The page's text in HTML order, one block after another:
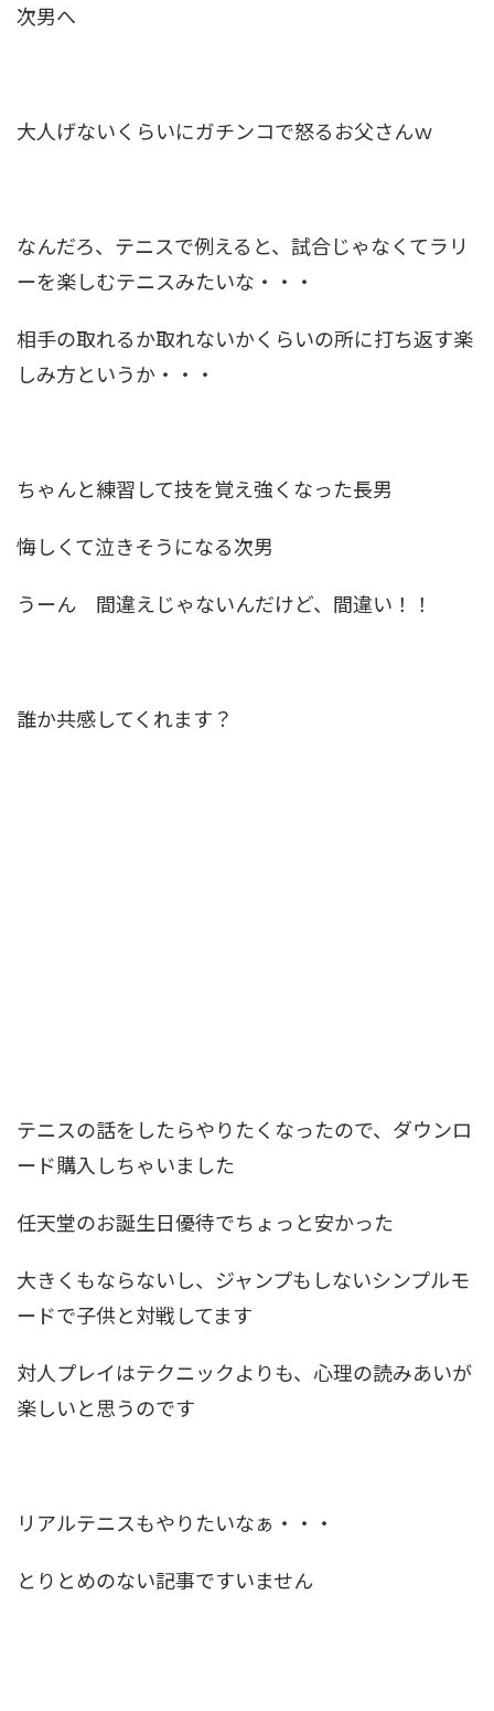
次男へ
大人げないくらいにガチンコで怒るお父さんｗ
なんだろ、テニスで例えると、試合じゃなくてラリ
ーを楽しむテニスみたいな・・・
相手の取れるか取れないかくらいの所に打ち返す楽
しみ方というか・・・
ちゃんと練習して技を覚え強くなった長男
悔しくて泣きそうになる次男
うーん 間違えじゃないんだけど、間違い！！
誰か共感してくれます？
テニスの話をしたらやりたくなったので、ダウンロ
ード購入しちゃいました
任天堂のお誕生日優待でちょっと安かった
大きくもならないし、ジャンプもしないシンプルモ
ードで子供と対戦してます
対人プレイはテクニックよりも、心理の読みあいが
楽しいと思うのです
リアルテニスもやりたいなぁ・・・
とりとめのない記事ですいません